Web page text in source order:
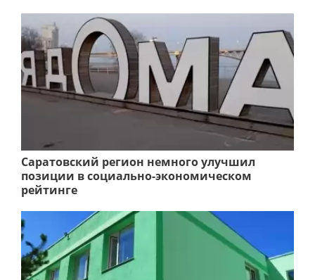
Саратовский регион немного улучшил
позиции в социально-экономическом
рейтинге